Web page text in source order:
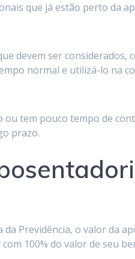
que já estão perto da
devem ser
normal e utilizá-lo na
tem pouco tempo de
prazo.
Previdência, o valor da
100% do valor de seu